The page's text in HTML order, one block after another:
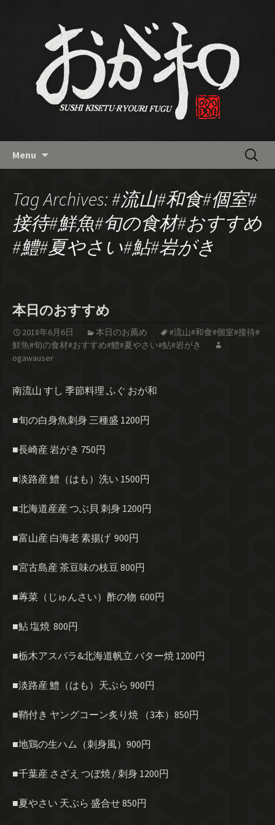
南流山の和食「おが和」の最新
情報バックナンバー
Menu
検
索:
Tag Archives: #流山#和食#個室#
接待#鮮魚#旬の食材#おすすめ
#鱧#夏やさい#鮎#岩がき
本日のおすすめ
2018年6月6日 本日のお薦め
#流山#和食#個室#接待#
鮮魚#旬の食材#おすすめ#鱧#夏やさい#鮎#岩がき
ogawauser
南流山 すし 季節料理 ふぐ おが和
■旬の白身魚刺身 三種盛 1200円
■長崎産 岩がき 750円
■淡路産 鱧（はも）洗い 1500円
■北海道産産 つぶ貝 刺身 1200円
■富山産 白海老 素揚げ 900円
■宮古島産 茶豆味の枝豆 800円
■蓴菜（じゅんさい）酢の物 600円
■鮎 塩焼 800円
■栃木アスパラ&北海道帆立 バター焼 1200円
■淡路産 鱧（はも）天ぷら 900円
■鞘付き ヤングコーン炙り焼 （3本）850円
■地鶏の生ハム（刺身風）900円
■千葉産 さざえ つぼ焼 / 刺身 1200円
■夏やさい 天ぷら 盛合せ 850円